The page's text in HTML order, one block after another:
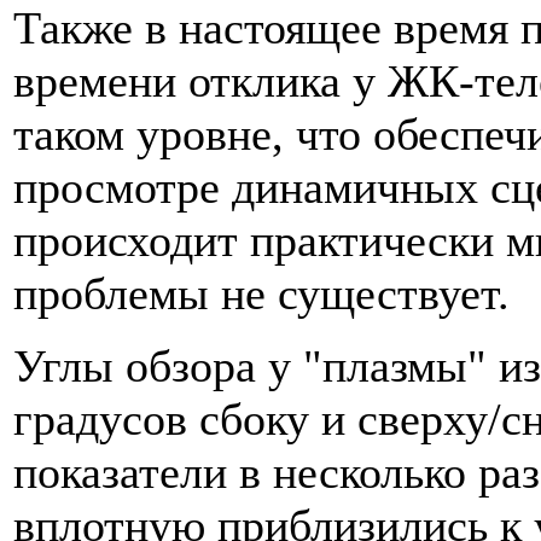
Также в настоящее время
времени отклика у ЖК-
таком уровне, что
просмотре динамичных
происходит практически
проблемы не существует.
Углы обзора у "плазмы"
градусов сбоку и
показатели в несколько
вплотную приблизились